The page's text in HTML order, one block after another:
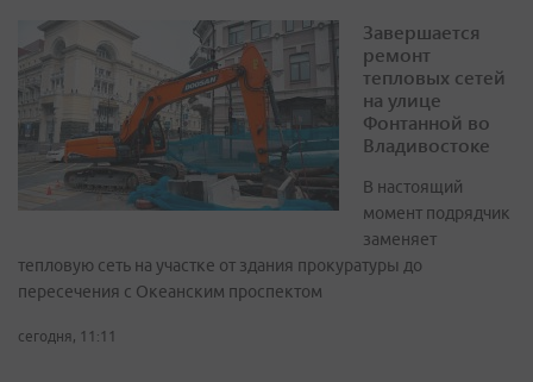
Завершается
ремонт
тепловых сетей
на улице
Фонтанной во
Владивостоке
В настоящий
момент подрядчик
заменяет
тепловую сеть на участке от здания прокуратуры до
пересечения с Океанским проспектом
сегодня, 11:11